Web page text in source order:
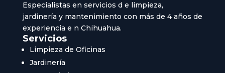
Especialistas en servicios d e limpieza,
jardinería y mantenimiento con más de 4 años de
experiencia e n Chihuahua.
Servicios
Limpieza de Oficinas
Jardinería